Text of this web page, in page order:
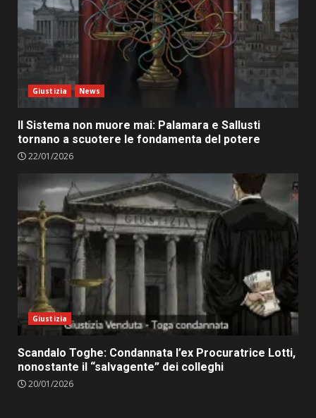
Giustizia News
Il Sistema non muore mai: Palamara e Sallusti
tornano a scuotere le fondamenta del potere
22/01/2026
Giustizia
Scandalo Toghe: Condannata l’ex Procuratrice Lotti,
nonostante il “salvagente” dei colleghi
20/01/2026